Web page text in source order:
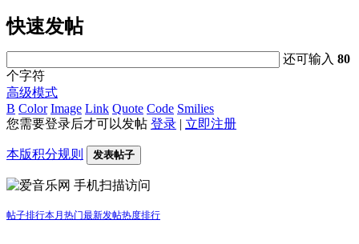
快速发帖
还可输入80
个字符
高级模式
B Color Image Link Quote Code Smilies
您需要登录后才可以发帖 登录 | 立即注册
本版积分规则 发表帖子
手机扫描访问
帖子排行本月热门最新发帖热度排行